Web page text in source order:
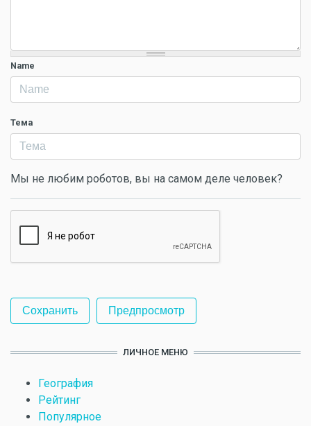
Name
Тема
Мы не любим роботов, вы на самом деле человек?
ЛИЧНОЕ МЕНЮ
География
Рейтинг
Популярное